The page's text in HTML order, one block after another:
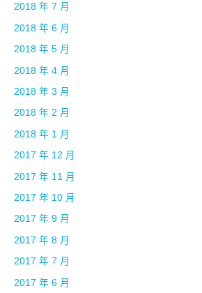
2018 年 7 月
2018 年 6 月
2018 年 5 月
2018 年 4 月
2018 年 3 月
2018 年 2 月
2018 年 1 月
2017 年 12 月
2017 年 11 月
2017 年 10 月
2017 年 9 月
2017 年 8 月
2017 年 7 月
2017 年 6 月